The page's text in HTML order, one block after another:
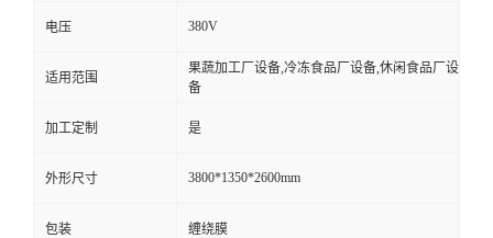
电压 380V
适用范围
果蔬加工厂设备,冷冻食品厂设备,休闲食品厂设
备
加工定制 是
外形尺寸 3800*1350*2600mm
包装 缠绕膜